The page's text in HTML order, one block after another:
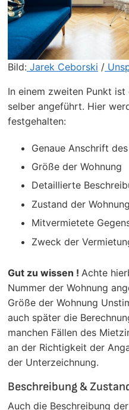
Bild: Jarek Ceborski /
In einem zweiten Punkt
selber angeführt. Hier
festgehalten:
Genaue Anschrift
Größe der Wohnung
Detaillierte
Zustand der Wohnung
Mitvermietete
Zweck der
Gut zu wissen ! Achte
Nummer der Wohnung
Größe der Wohnung
auch später die
manchen Fällen des
an der Richtigkeit der
der Unterzeichnung.
Beschreibung &
Auch die Beschreibung